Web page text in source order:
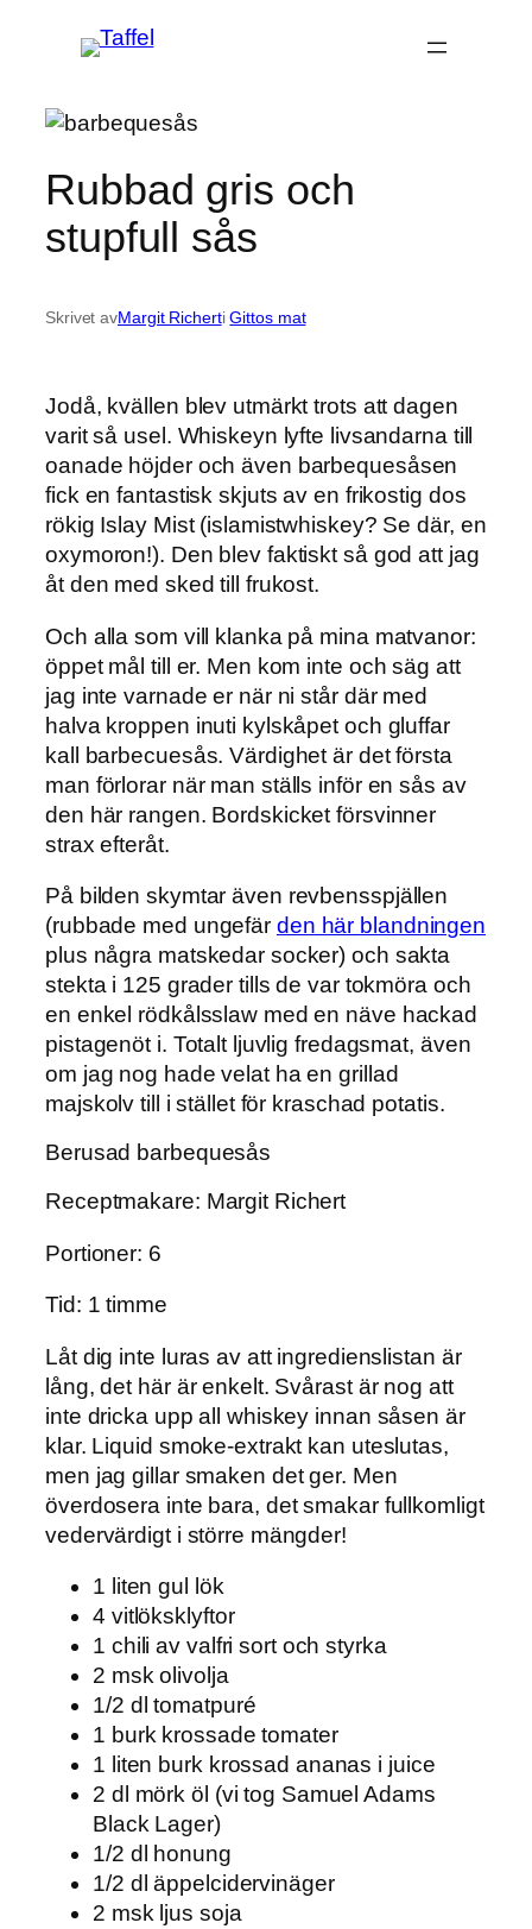
Rubbad gris och
stupfull sås
Skrivet avMargit RichertiGittos mat
Jodå, kvällen blev utmärkt trots att dagen
varit så usel. Whiskeyn lyfte livsandarna till
oanade höjder och även barbequesåsen
fick en fantastisk skjuts av en frikostig dos
rökig Islay Mist (islamistwhiskey? Se där, en
oxymoron!). Den blev faktiskt så god att jag
åt den med sked till frukost.
Och alla som vill klanka på mina matvanor:
öppet mål till er. Men kom inte och säg att
jag inte varnade er när ni står där med
halva kroppen inuti kylskåpet och gluffar
kall barbecuesås. Värdighet är det första
man förlorar när man ställs inför en sås av
den här rangen. Bordskicket försvinner
strax efteråt.
På bilden skymtar även revbensspjällen
(rubbade med ungefär den här blandningen
plus några matskedar socker) och sakta
stekta i 125 grader tills de var tokmöra och
en enkel rödkålsslaw med en näve hackad
pistagenöt i. Totalt ljuvlig fredagsmat, även
om jag nog hade velat ha en grillad
majskolv till i stället för kraschad potatis.
Berusad barbequesås
Receptmakare: Margit Richert
Portioner: 6
Tid: 1 timme
Låt dig inte luras av att ingredienslistan är
lång, det här är enkelt. Svårast är nog att
inte dricka upp all whiskey innan såsen är
klar. Liquid smoke-extrakt kan uteslutas,
men jag gillar smaken det ger. Men
överdosera inte bara, det smakar fullkomligt
vedervärdigt i större mängder!
1 liten gul lök
4 vitlöksklyftor
1 chili av valfri sort och styrka
2 msk olivolja
1/2 dl tomatpuré
1 burk krossade tomater
1 liten burk krossad ananas i juice
2 dl mörk öl (vi tog Samuel Adams
Black Lager)
1/2 dl honung
1/2 dl äppelcidervinäger
2 msk ljus soja